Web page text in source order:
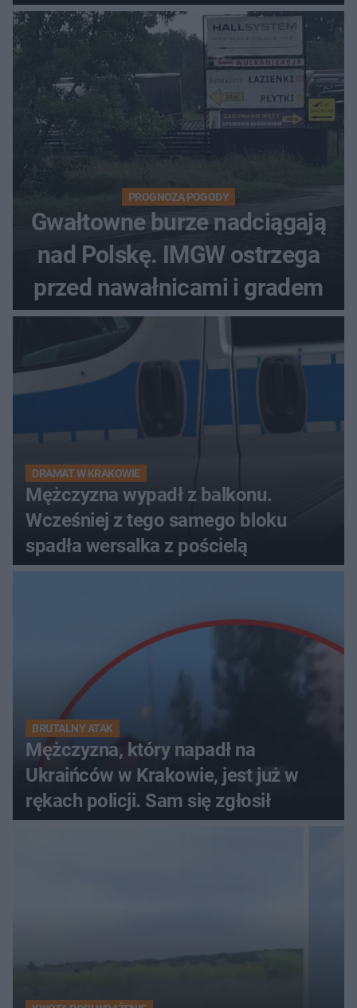
PROGNOZA POGODY
Gwałtowne burze nadciągają
nad Polskę. IMGW ostrzega
przed nawałnicami i gradem
DRAMAT W KRAKOWIE
Mężczyzna wypadł z balkonu.
Wcześniej z tego samego bloku
spadła wersalka z pościelą
BRUTALNY ATAK
Mężczyzna, który napadł na
Ukraińców w Krakowie, jest już w
rękach policji. Sam się zgłosił